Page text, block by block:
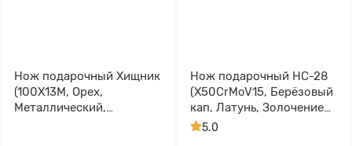
Нож подарочный Хищник
(100Х13М, Орех,
Металлический,
Нож подарочный НС-28
(X50CrMoV15, Берёзовый
кап, Латунь, Золочение
клинка гарды и тыльника)
5.0